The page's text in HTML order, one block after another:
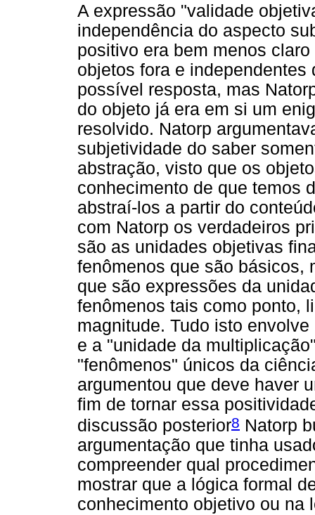
A expressão "validade
independência do aspecto
positivo era bem menos
objetos fora e
possível resposta, mas
do objeto já era em si um
resolvido. Natorp
subjetividade do saber
abstração, visto que os
conhecimento de que temos
abstraí-los a partir do
com Natorp os verdadeiros
são as unidades objetivas
fenômenos que são básicos,
que são expressões da
fenômenos tais como ponto,
magnitude. Tudo isto
e a "unidade da
"fenômenos" únicos da
argumentou que deve haver
fim de tornar essa
discussão posterior8 Natorp
argumentação que tinha
compreender qual
mostrar que a lógica formal
conhecimento objetivo ou na